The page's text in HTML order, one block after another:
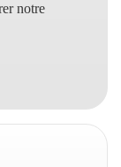
notre